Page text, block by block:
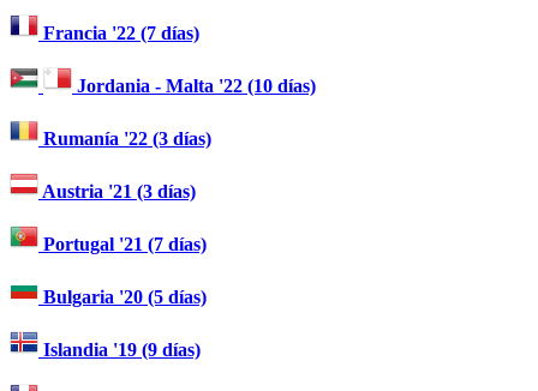
Francia '22 (7 días)
Jordania - Malta '22 (10 días)
Rumanía '22 (3 días)
Austria '21 (3 días)
Portugal '21 (7 días)
Bulgaria '20 (5 días)
Islandia '19 (9 días)